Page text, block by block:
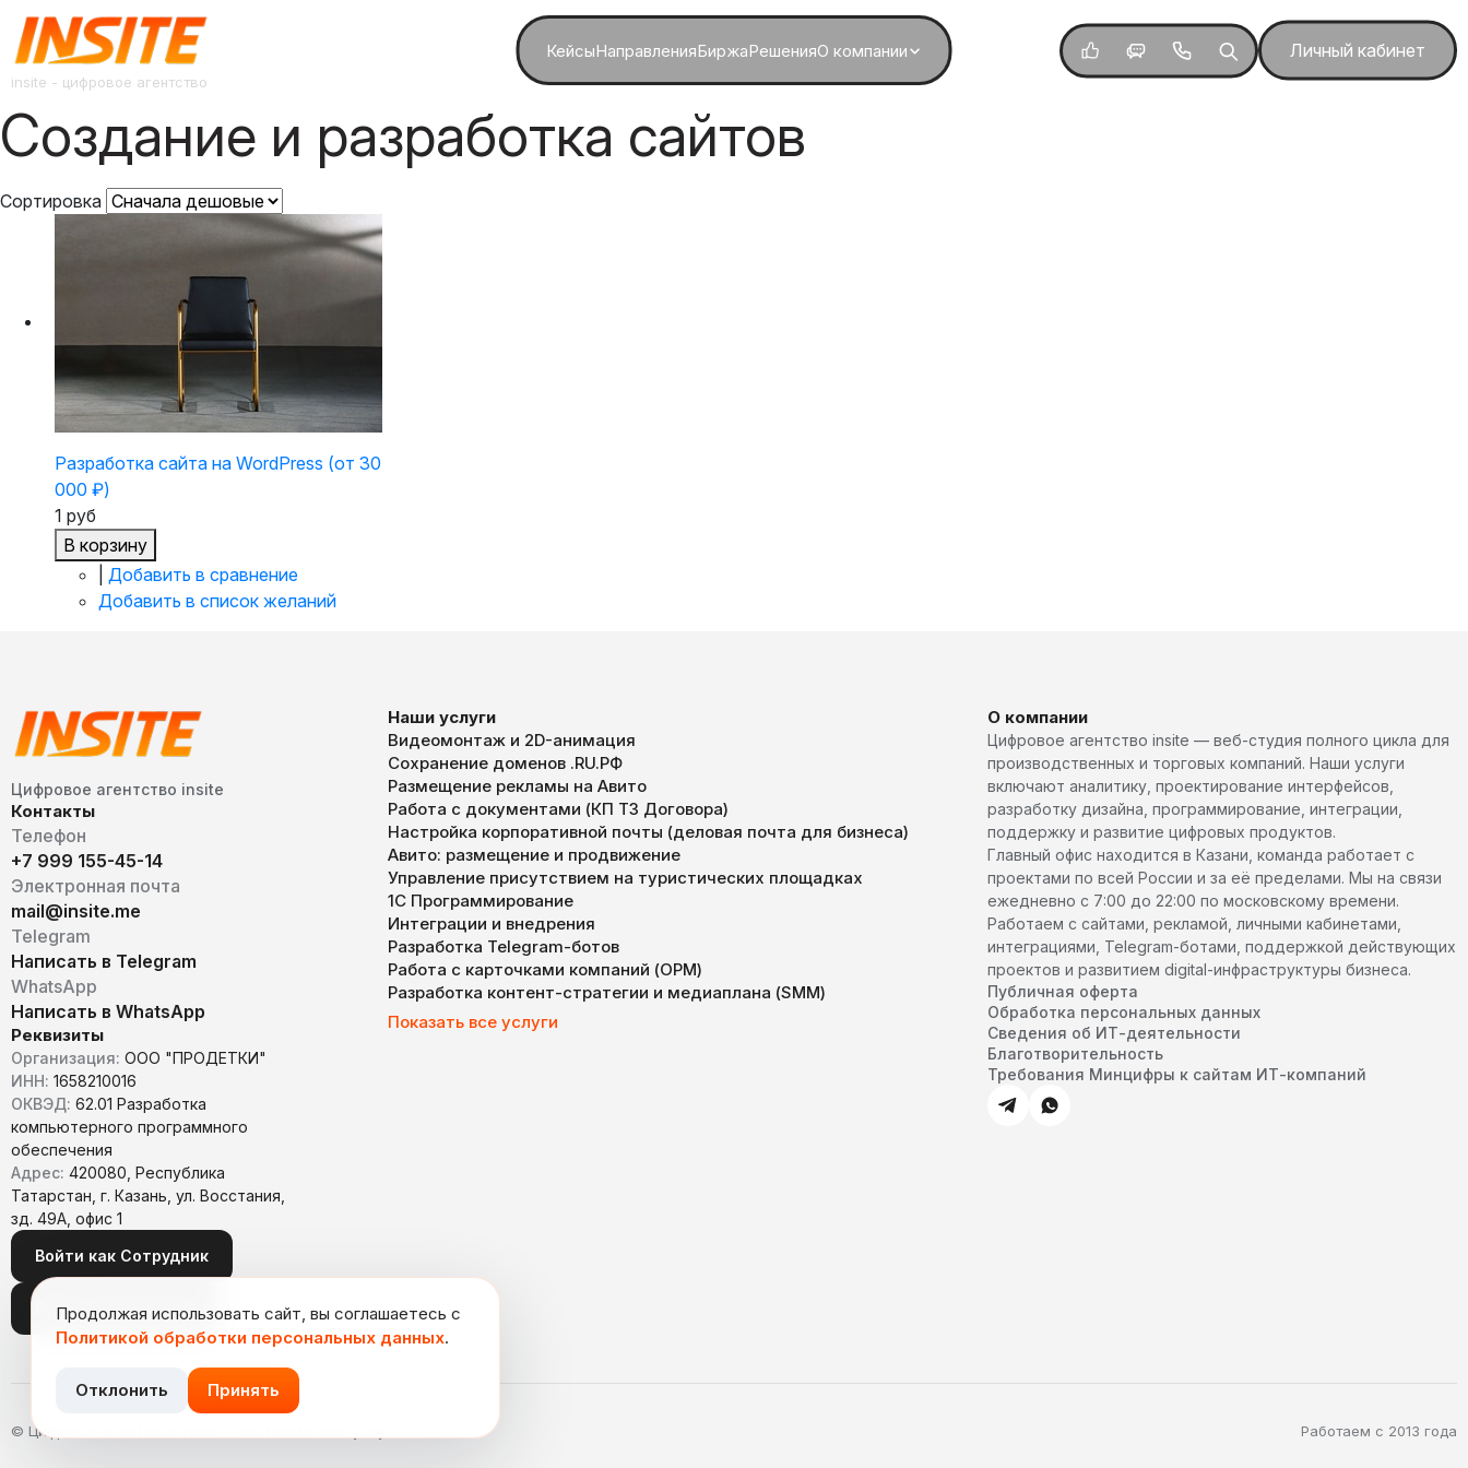
insite - цифровое агентство
КейсыНаправленияБиржаРешенияО компании Личный кабинет
Создание и разработка сайтов
Сортировка
Разработка сайта на WordPress (от 30
000 ₽)
1 руб
В корзину
Добавить в сравнение
Добавить в список желаний
Цифровое агентство insite
Контакты
Телефон
+7 999 155-45-14
Электронная почта
mail@insite.me
Telegram
Написать в Telegram
WhatsApp
Написать в WhatsApp
Реквизиты
Организация: ООО "ПРОДЕТКИ"
ИНН: 1658210016
ОКВЭД: 62.01 Разработка
компьютерного программного
обеспечения
Адрес: 420080, Республика
Татарстан, г. Казань, ул. Восстания,
зд. 49А, офис 1
Войти как Сотрудник
Войти как Заказчик
Наши услуги
Видеомонтаж и 2D-анимация
Сохранение доменов .RU.РФ
Размещение рекламы на Авито
Работа с документами (КП ТЗ Договора)
Настройка корпоративной почты (деловая почта для бизнеса)
Авито: размещение и продвижение
Управление присутствием на туристических площадках
1С Программирование
Интеграции и внедрения
Разработка Telegram-ботов
Работа с карточками компаний (ОРМ)
Разработка контент-стратегии и медиаплана (SMM)
Показать все услуги
О компании
Цифровое агентство insite — веб-студия полного цикла для
производственных и торговых компаний. Наши услуги
включают аналитику, проектирование интерфейсов,
разработку дизайна, программирование, интеграции,
поддержку и развитие цифровых продуктов.
Главный офис находится в Казани, команда работает с
проектами по всей России и за её пределами. Мы на связи
ежедневно с 7:00 до 22:00 по московскому времени.
Работаем с сайтами, рекламой, личными кабинетами,
интеграциями, Telegram-ботами, поддержкой действующих
проектов и развитием digital-инфраструктуры бизнеса.
Публичная оферта
Обработка персональных данных
Сведения об ИТ-деятельности
Благотворительность
Требования Минцифры к сайтам ИТ-компаний
© Цифровое агентство insite — поставщик веб-услуг Работаем с 2013 года
Продолжая использовать сайт, вы соглашаетесь с
Политикой обработки персональных данных.
Отклонить Принять